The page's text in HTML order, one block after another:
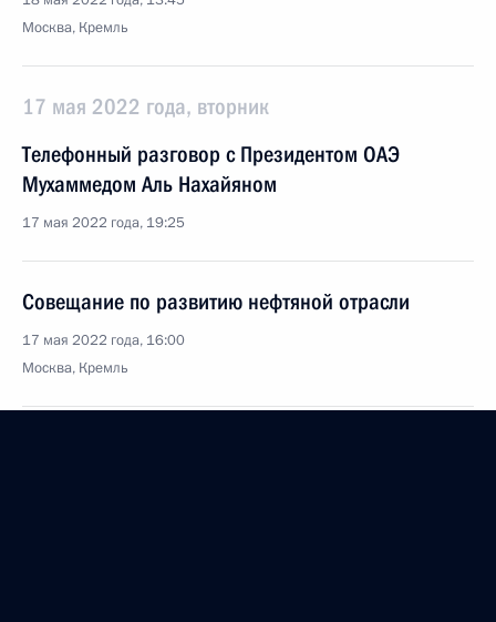
Москва, Кремль
17 мая 2022 года, вторник
Телефонный разговор с Президентом ОАЭ
Мухаммедом Аль Нахайяном
17 мая 2022 года, 19:25
Совещание по развитию нефтяной отрасли
17 мая 2022 года, 16:00
Москва, Кремль